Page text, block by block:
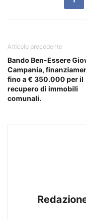
Articolo precedente
Bando Ben-Essere
Campania,
fino a € 350.000 per il
recupero di immobili
comunali.